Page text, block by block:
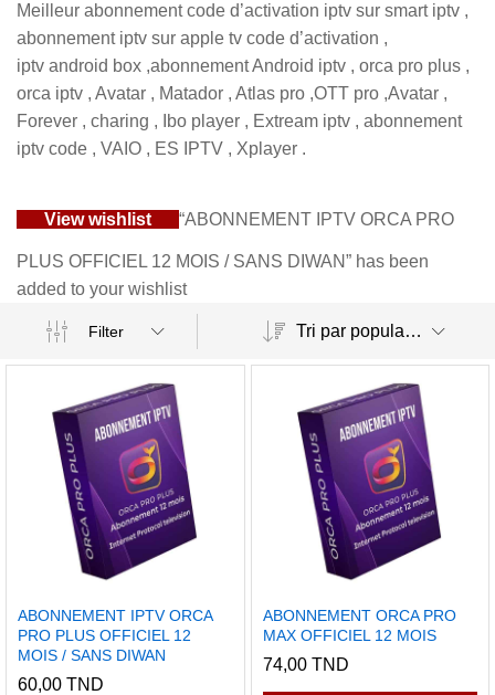
Meilleur abonnement code d’activation iptv sur smart iptv ,
abonnement iptv sur apple tv code d’activation ,
iptv android box ,abonnement Android iptv , orca pro plus ,
orca iptv , Avatar , Matador , Atlas pro ,OTT pro ,Avatar ,
Forever , charing , Ibo player , Extream iptv , abonnement
iptv code , VAIO , ES IPTV , Xplayer .
View wishlist “ABONNEMENT IPTV ORCA PRO
PLUS OFFICIEL 12 MOIS / SANS DIWAN” has been
added to your wishlist
Filter Tri par popularité
ABONNEMENT IPTV ORCA
PRO PLUS OFFICIEL 12
MOIS / SANS DIWAN
60,00 TND
ABONNEMENT ORCA PRO
MAX OFFICIEL 12 MOIS
74,00 TND